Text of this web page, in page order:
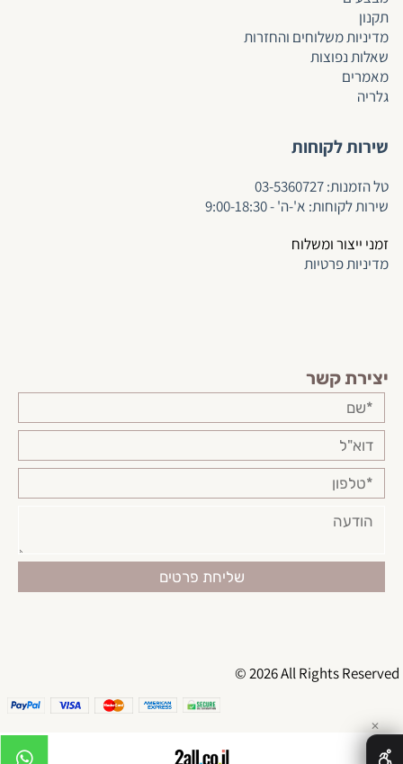
תקנון
מדיניות משלוחים והחזרות
שאלות נפוצות
מאמרים
גלריה
שירות לקוחות
טל הזמנות:03-5360727
שירות לקוחות: א'-ה' - 9:00-18:30
זמני ייצור ומשלוח
מדיניות פרטיות
יצירת קשר
© 2026 All Rights Reserved
✕